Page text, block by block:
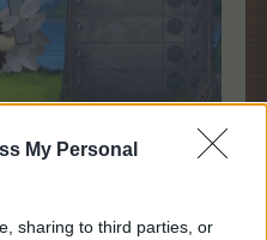
My Personal
sharing to third parties, or